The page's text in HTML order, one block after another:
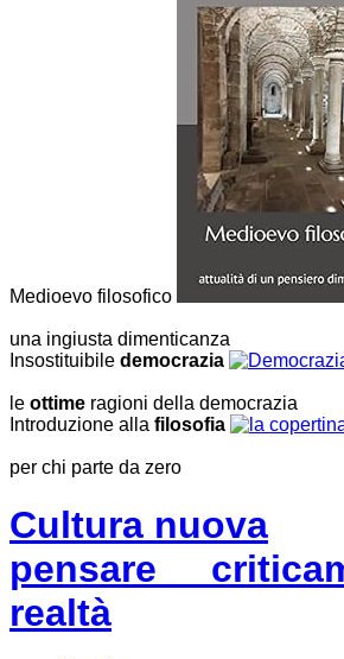
Medioevo filosofico
una ingiusta dimenticanza
Insostituibile democrazia
le ottime ragioni della democrazia
Introduzione alla filosofia
per chi parte da zero
Cultura nuova
pensare
realtà